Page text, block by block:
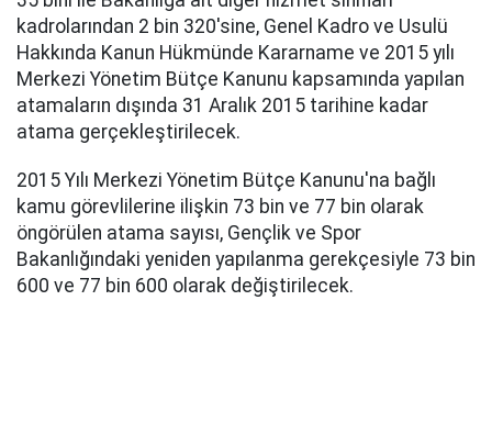
kadrolarından 2 bin 320'sine, Genel Kadro ve Usulü
Hakkında Kanun Hükmünde Kararname ve 2015 yılı
Merkezi Yönetim Bütçe Kanunu kapsamında yapılan
atamaların dışında 31 Aralık 2015 tarihine kadar
atama gerçekleştirilecek.
2015 Yılı Merkezi Yönetim Bütçe Kanunu'na bağlı
kamu görevlilerine ilişkin 73 bin ve 77 bin olarak
öngörülen atama sayısı, Gençlik ve Spor
Bakanlığındaki yeniden yapılanma gerekçesiyle 73 bin
600 ve 77 bin 600 olarak değiştirilecek.